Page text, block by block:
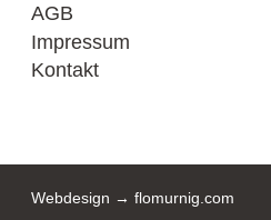
AGB
Impressum
Kontakt
Webdesign → flomurnig.com